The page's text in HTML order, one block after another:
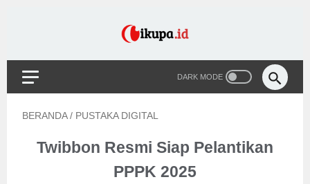
BERANDA / PUSTAKA DIGITAL
Twibbon Resmi Siap Pelantikan
PPPK 2025